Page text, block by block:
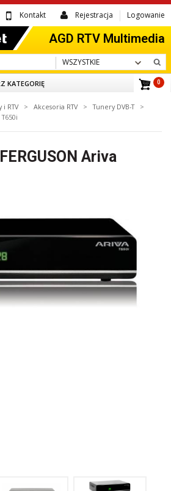
Kontakt Rejestracja Logowanie
WSZYSTKIE
KATEGORIĘ 0
RTV> Akcesoria RTV>Tunery DVB-T>
Ariva